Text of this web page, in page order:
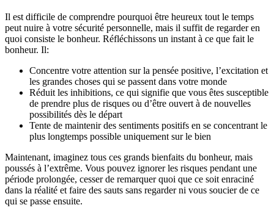
Il est difficile de comprendre pourquoi être heureux tout le temps
peut nuire à votre sécurité personnelle, mais il suffit de regarder en
quoi consiste le bonheur. Réfléchissons un instant à ce que fait le
bonheur. Il:
Concentre votre attention sur la pensée positive, l’excitation et
les grandes choses qui se passent dans votre monde
Réduit les inhibitions, ce qui signifie que vous êtes susceptible
de prendre plus de risques ou d’être ouvert à de nouvelles
possibilités dès le départ
Tente de maintenir des sentiments positifs en se concentrant le
plus longtemps possible uniquement sur le bien
Maintenant, imaginez tous ces grands bienfaits du bonheur, mais
poussés à l’extrême. Vous pouvez ignorer les risques pendant une
période prolongée, cesser de remarquer quoi que ce soit enraciné
dans la réalité et faire des sauts sans regarder ni vous soucier de ce
qui se passe ensuite.